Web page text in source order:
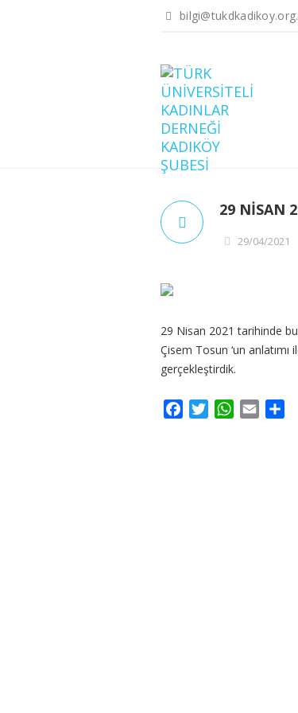
29 NISAN
29/04/2021
29 Nisan 2021 tarihinde
Çisem Tosun ‘un
gerçekleştirdik.
FacebookTwitterWhatsApp
Email